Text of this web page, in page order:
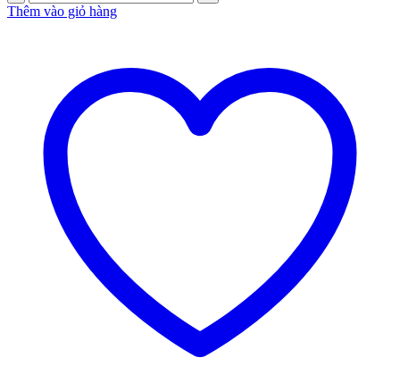
Thêm vào giỏ hàng